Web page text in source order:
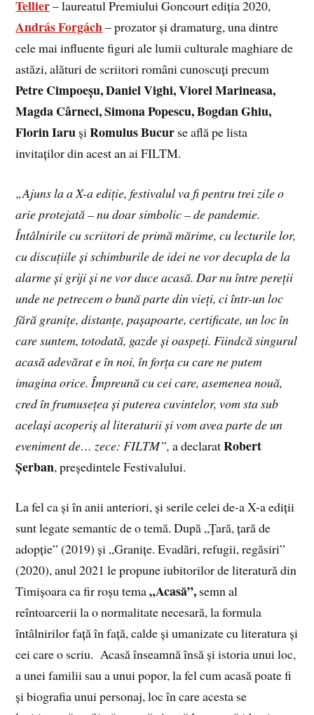
Tellier– laureatul Premiului Goncourt ediția 2020,
András Forgách– prozator și dramaturg, una dintre
cele mai influente figuri ale lumii culturale maghiare de
astăzi, alături de scriitori români cunoscuți precum
Petre Cimpoeșu, Daniel Vighi, Viorel Marineasa,
Magda Cârneci, Simona Popescu, Bogdan Ghiu,
Florin Iaru șiRomulus Bucur se află pe lista
invitaților din acest an ai FILTM.
„Ajuns la a X-a ediție, festivalul va fi pentru trei zile o
arie protejată – nu doar simbolic – de pandemie.
Întâlnirile cu scriitori de primă mărime, cu lecturile lor,
cu discuțiile și schimburile de idei ne vor decupla de la
alarme și griji și ne vor duce acasă. Dar nu între pereții
unde ne petrecem o bună parte din vieți, ci într-un loc
fără granițe, distanțe, pașapoarte, certificate, un loc în
care suntem, totodată, gazde și oaspeți. Fiindcă singurul
acasă adevărat e în noi, în forța cu care ne putem
imagina orice. Împreună cu cei care, asemenea nouă,
cred în frumusețea și puterea cuvintelor, vom sta sub
același acoperiș al literaturii și vom avea parte de un
eveniment de… zece: FILTM”, a declaratRobert
Șerban, președintele Festivalului.
La fel ca și în anii anteriori, și serile celei de-a X-a ediții
sunt legate semantic de o temă. După „Țară, țară de
adopție” (2019) și „Granițe. Evadări, refugii, regăsiri”
(2020), anul 2021 le propune iubitorilor de literatură din
Timișoara ca fir roșu tema„Acasă”, semn al
reîntoarcerii la o normalitate necesară, la formula
întâlnirilor față în față, calde și umanizate cu literatura și
cei care o scriu. Acasă înseamnă însă și istoria unui loc,
a unei familii sau a unui popor, la fel cum acasă poate fi
și biografia unui personaj, loc în care acesta se